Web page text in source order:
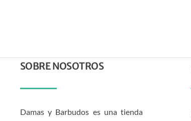
SOBRE NOSOTROS
Damas y Barbudos es una tienda